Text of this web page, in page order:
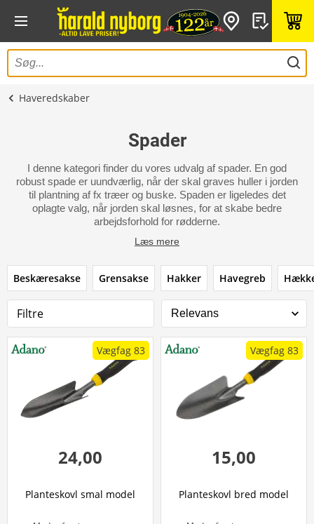
Haveredskaber
Spader
I denne kategori finder du vores udvalg af spader. En god
robust spade er uundværlig, når der skal graves huller i jorden
til plantning af fx træer og buske. Spaden er ligeledes det
oplagte valg, når jorden skal løsnes, for at skabe bedre
arbejdsforhold for rødderne.
Læs mere
Beskæresakse Grensakse Hakker Havegreb
Filtre
Vægfag 83
24,00
Planteskovl smal model
Vægfag 83
15,00
Planteskovl bred model